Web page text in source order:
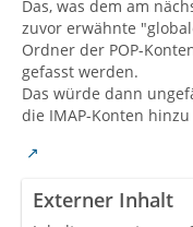
Das, was dem am
zuvor erwähnte
Ordner der POP-
gefasst werden.
Das würde dann
die IMAP-Konten hinzu
Externer Inhalt